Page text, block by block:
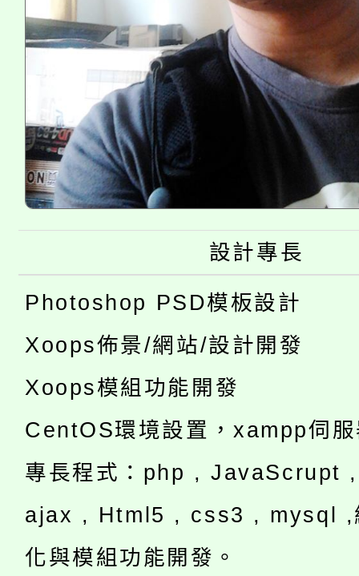
設計專長
Photoshop PSD模板設計
Xoops佈景/網站/設計開發
Xoops模組功能開發
CentOS環境設置，xampp伺
專長程式：php , JavaScrupt
ajax , Html5 , css3 , mysql ,
化與模組功能開發。